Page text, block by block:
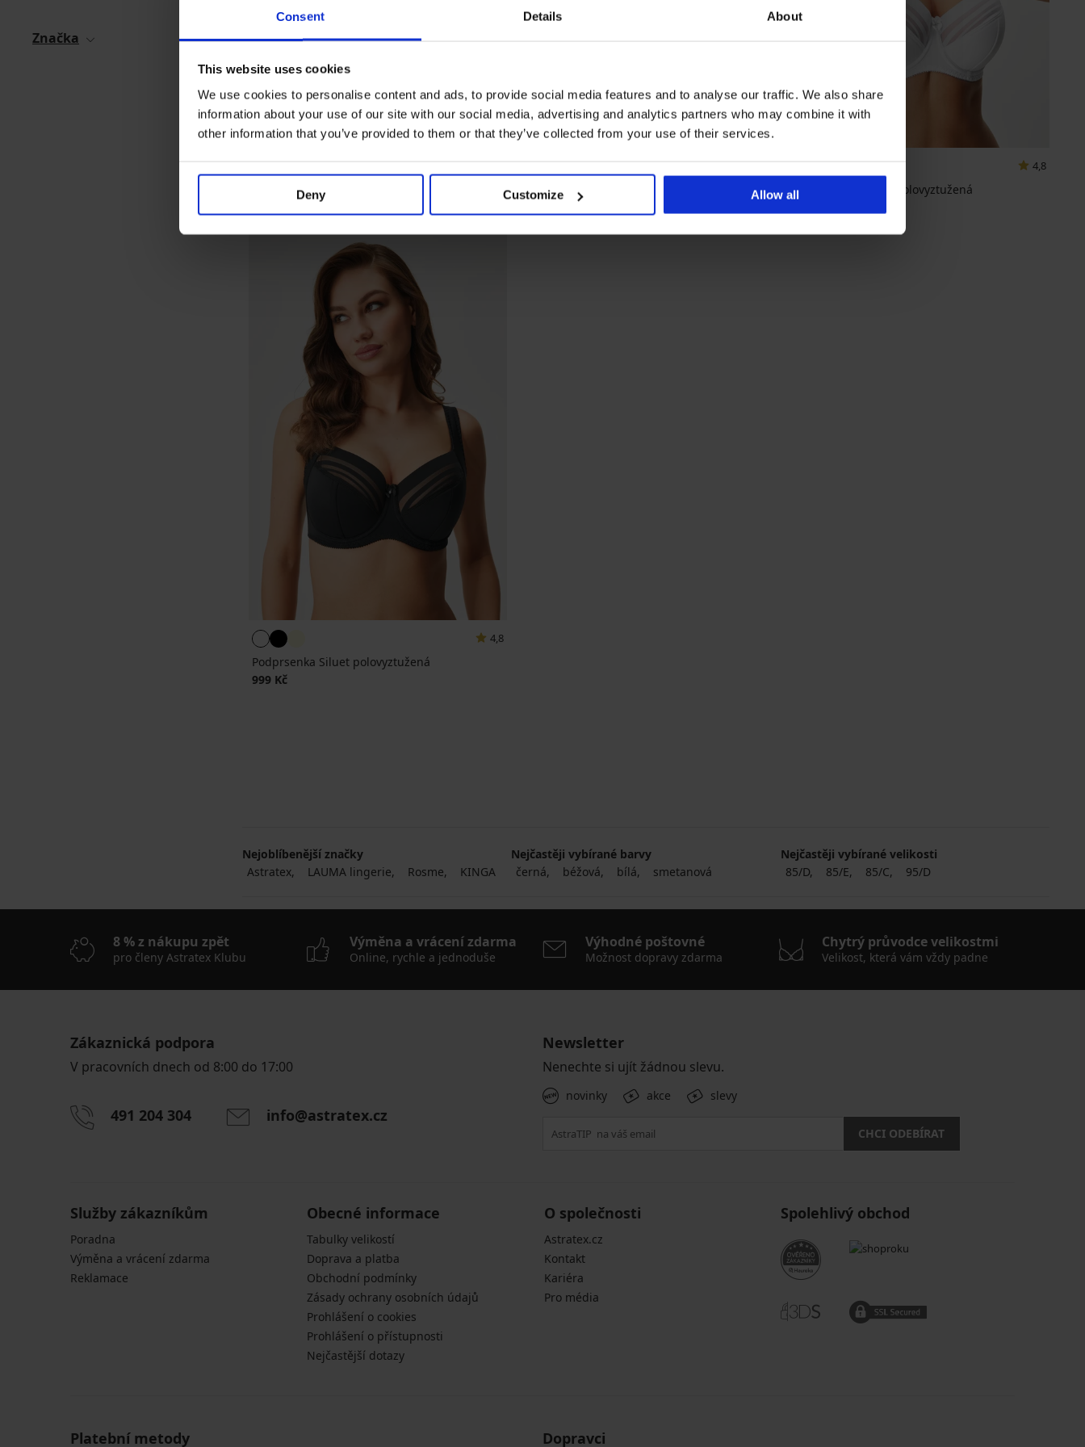
Consent Details About
This website uses cookies
We use cookies to personalise content and ads, to provide social media features and to analyse our traffic. We also share
information about your use of our site with our social media, advertising and analytics partners who may combine it with
other information that you’ve provided to them or that they’ve collected from your use of their services.
Deny Customize Allow all
Značka
4,8
Podprsenka Siluet polovyztužená
4,8
Podprsenka Siluet polovyztužená
999 Kč
Nejoblíbenější značky
Astratex
LAUMA lingerie Rosme KINGA
Nejčastěji vybírané barvy
černá
béžová bílá smetanová
Nejčastěji vybírané velikosti
85/D
85/E 85/C 95/D
8 % z nákupu zpět
pro členy Astratex Klubu
Výměna a vrácení zdarma
Online, rychle a jednoduše
Výhodné poštovné
Možnost dopravy zdarma
Chytrý průvodce velikostmi
Velikost, která vám vždy padne
Zákaznická podpora
V pracovních dnech od 8:00 do 17:00
491 204 304 info@astratex.cz
Newsletter
Nenechte si ujít žádnou slevu.
novinky akce slevy
CHCI ODEBÍRAT
Služby zákazníkům
Poradna
Výměna a vrácení zdarma
Reklamace
Obecné informace
Tabulky velikostí
Doprava a platba
Obchodní podmínky
Zásady ochrany osobních údajů
Prohlášení o cookies
Prohlášení o přístupnosti
Nejčastější dotazy
O společnosti
Astratex.cz
Kontakt
Kariéra
Pro média
Spolehlivý obchod
Platební metody Dopravci